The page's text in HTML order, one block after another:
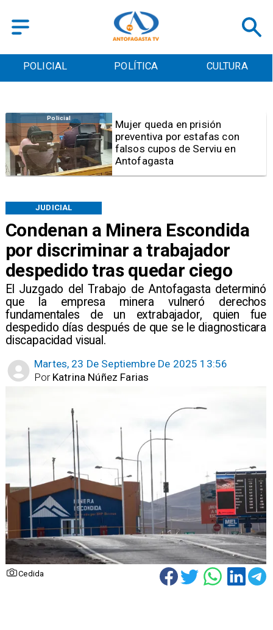
POLICIAL POLÍTICA CULTURA
Condenan a Minera Escondida
por discriminar a trabajador
despedido tras quedar ciego
​El Juzgado del Trabajo de Antofagasta determinó
que la empresa minera vulneró derechos
fundamentales de un extrabajador, quien fue
despedido días después de que se le diagnosticara
discapacidad visual.
JUDICIAL
Martes, 23 De Septiembre De 2025 13:56
Katrina Núñez Farias
Por
Cedida
Videos
Video | Choferes del
TransAntofagasta piden
sistema mixto de pago